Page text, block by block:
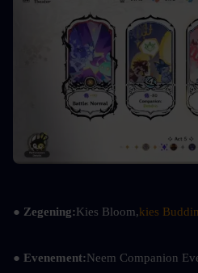
● Zegening:Kies Bloom,kies
● Evenement:Neem Companion